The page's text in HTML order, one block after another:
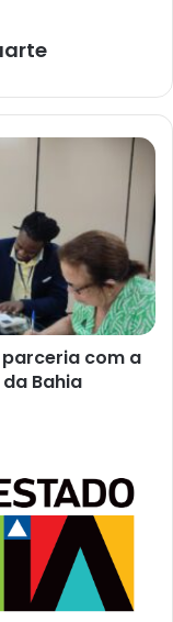
com a
Bahia